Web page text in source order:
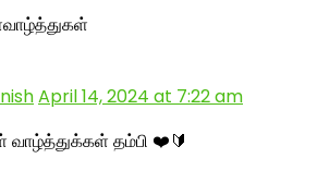
April 14, 2024 at 7:22 am
வாழ்த்துக்கள் தம்பி ❤️🔰